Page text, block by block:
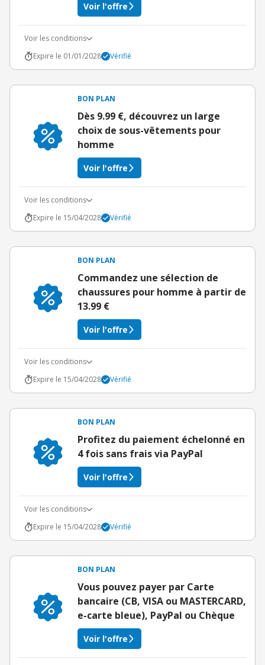
Voir l'offre
Voir les conditions
Expire le 01/01/2028
Vérifié
BON PLAN
Dès 9.99 €, découvrez un large
choix de sous-vêtements pour
homme
Voir l'offre
Voir les conditions
Expire le 15/04/2028
Vérifié
BON PLAN
Commandez une sélection de
chaussures pour homme à partir de
13.99 €
Voir l'offre
Voir les conditions
Expire le 15/04/2028
Vérifié
BON PLAN
Profitez du paiement échelonné en
4 fois sans frais via PayPal
Voir l'offre
Voir les conditions
Expire le 15/04/2028
Vérifié
BON PLAN
Vous pouvez payer par Carte
bancaire (CB, VISA ou MASTERCARD,
e-carte bleue), PayPal ou Chèque
Voir l'offre